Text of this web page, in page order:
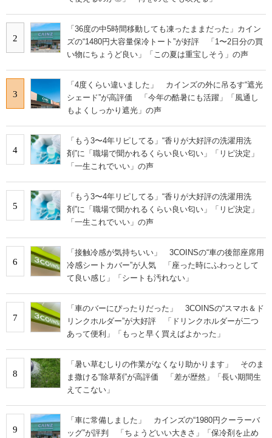
2
「36度の中5時間移動しても凍ったままだった」カイン
ズの“1480円大容量保冷トート”が好評 「1〜2日分の買
い物にちょうど良い」「この夏は重宝しそう」の声
3
「4度くらい違いました」 カインズの外に吊るす“遮光
シェード”が高評価 「今年の酷暑にも活躍」「風通し
もよくしっかり遮光」の声
4
「もう3〜4年リピしてる」“香りが大好評の洗濯用洗
剤”に「職場で聞かれるくらい良い匂い」「リピ決定」
「一生これでいい」の声
5
「もう3〜4年リピしてる」“香りが大好評の洗濯用洗
剤”に「職場で聞かれるくらい良い匂い」「リピ決定」
「一生これでいい」の声
6
「接触冷感が気持ちいい」 3COINSの“車の後部座席用
冷感シートカバー”が人気 「座った時にふわっとして
て良い感じ」「シートも汚れない」
7
「車のバーにぴったりだった」 3COINSの“スマホ＆ド
リンクホルダー”が大好評 「ドリンクホルダーが二つ
あって便利」「もっと早く買えばよかった」
8
「暑い草むしりの作業がなくなり助かります」 そのま
ま撒ける“除草剤”が高評価 「差が歴然」「長い期間生
えてこない」
9
「車に常備しました」 カインズの“1980円クーラーバ
ッグ”が評判 「ちょうどいい大きさ」「保冷剤を止め